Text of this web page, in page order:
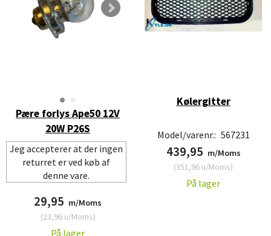
Pære forlys Ape50 12V
20W P26S
Jeg accepterer at der ingen
returret er ved køb af
denne vare.
29,95 m/Moms
(23,96u/Moms)
På lager
Kølergitter
Model/varenr.: 567231
439,95 m/Moms
(351,96 u/Moms)
På lager